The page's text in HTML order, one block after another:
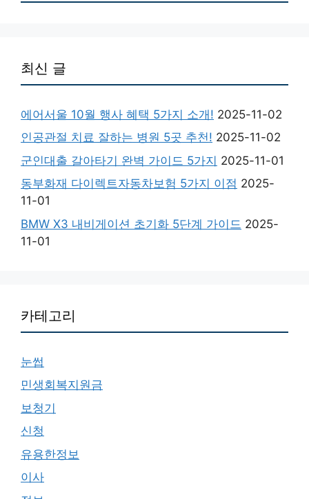
최신 글
에어서울 10월 행사 혜택 5가지 소개! 2025-11-02
인공관절 치료 잘하는 병원 5곳 추천! 2025-11-02
군인대출 갈아타기 완벽 가이드 5가지 2025-11-01
동부화재 다이렉트자동차보험 5가지 이점 2025-
11-01
BMW X3 내비게이션 초기화 5단계 가이드 2025-
11-01
카테고리
눈썹
민생회복지원금
보청기
신청
유용한정보
이사